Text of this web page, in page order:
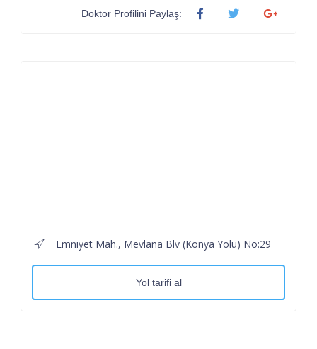
Doktor Profilini Paylaş:
Emniyet Mah., Mevlana Blv (Konya Yolu) No:29
Yol tarifi al